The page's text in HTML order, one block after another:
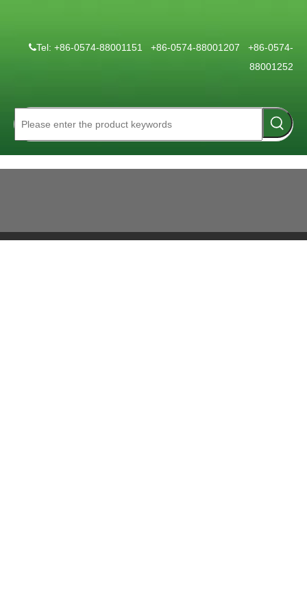
Tel: +86-0574-88001151 +86-0574-88001207 +86-0574-
88001252